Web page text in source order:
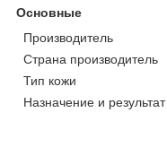
Основные
Производитель
Страна производитель
Тип кожи
Назначение и результат